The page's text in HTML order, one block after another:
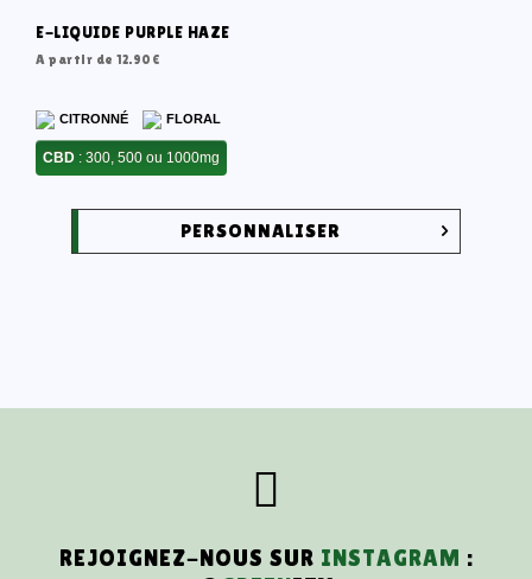
E-LIQUIDE PURPLE HAZE
A partir de 12.90 €
CITRONNÉ FLORAL
CBD : 300, 500 ou 1000mg
PERSONNALISER
REJOIGNEZ-NOUS SUR INSTAGRAM :